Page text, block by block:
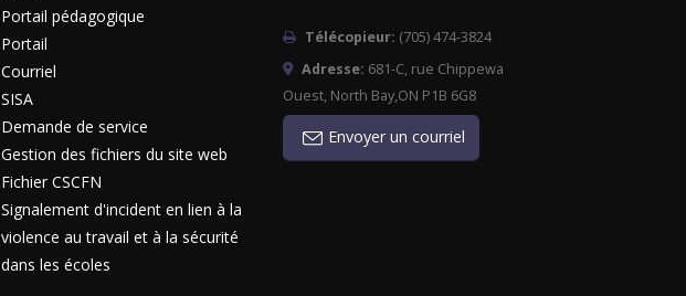
Portail pédagogique
Portail
Courriel
SISA
Demande de service
Gestion des fichiers du site web
Fichier CSCFN
Signalement d'incident en lien à la
violence au travail et à la sécurité
dans les écoles
Télécopieur: (705) 474-3824
Adresse: 681-C, rue Chippewa
Ouest, North Bay,ON P1B 6G8
Envoyer un courriel